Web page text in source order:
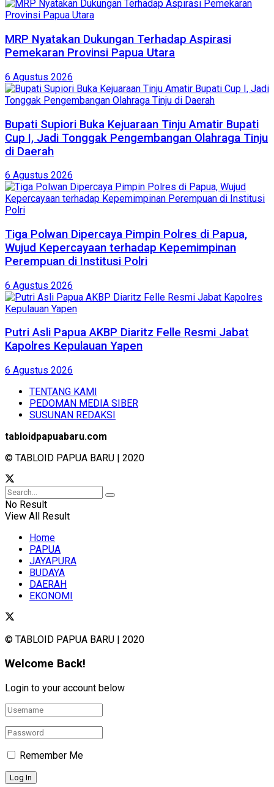
MRP Nyatakan Dukungan Terhadap Aspirasi
Pemekaran Provinsi Papua Utara
6 Agustus 2026
Bupati Supiori Buka Kejuaraan Tinju Amatir Bupati
Cup I, Jadi Tonggak Pengembangan Olahraga Tinju
di Daerah
6 Agustus 2026
Tiga Polwan Dipercaya Pimpin Polres di Papua,
Wujud Kepercayaan terhadap Kepemimpinan
Perempuan di Institusi Polri
6 Agustus 2026
Putri Asli Papua AKBP Diaritz Felle Resmi Jabat
Kapolres Kepulauan Yapen
6 Agustus 2026
TENTANG KAMI
PEDOMAN MEDIA SIBER
SUSUNAN REDAKSI
tabloidpapuabaru.com
© TABLOID PAPUA BARU | 2020
No Result
View All Result
Home
PAPUA
JAYAPURA
BUDAYA
DAERAH
EKONOMI
© TABLOID PAPUA BARU | 2020
Welcome Back!
Login to your account below
Remember Me